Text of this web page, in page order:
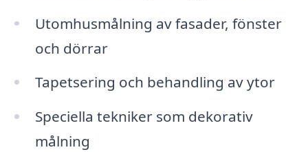
Utomhusmålning av fasader, fönster
och dörrar
Tapetsering och behandling av ytor
Speciella tekniker som dekorativ
målning